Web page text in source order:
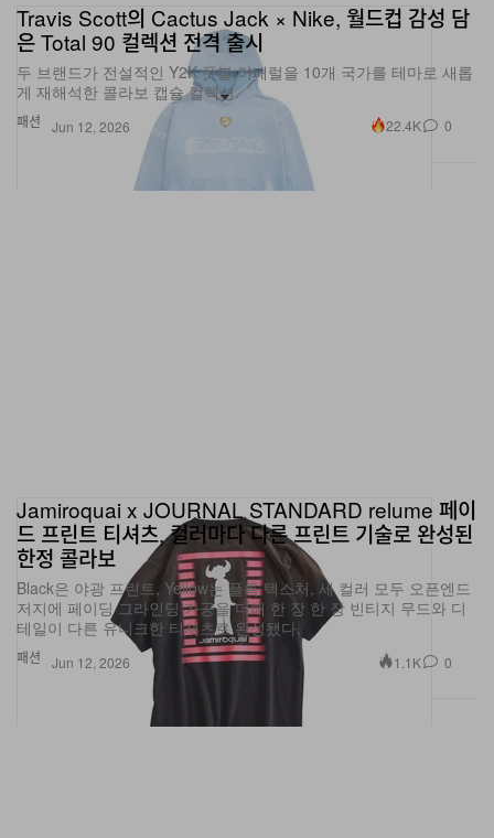
패션
Travis Scott의 Cactus Jack × Nike, 월드컵 감성 담
은 Total 90 컬렉션 전격 출시
두 브랜드가 전설적인 Y2K 풋볼 어패럴을 10개 국가를 테마로 새롭
게 재해석한 콜라보 캡슐 컬렉션.
Jun 12, 2026 22.4K 0
패션
Jamiroquai x JOURNAL STANDARD relume 페이
드 프린트 티셔츠, 컬러마다 다른 프린트 기술로 완성된
한정 콜라보
Black은 야광 프린트, Yellow는 플록 텍스처, 세 컬러 모두 오픈엔드
저지에 페이딩·그라인딩 가공을 더해 한 장 한 장 빈티지 무드와 디
테일이 다른 유니크한 티셔츠로 완성됐다.
Jun 12, 2026 1.1K 0